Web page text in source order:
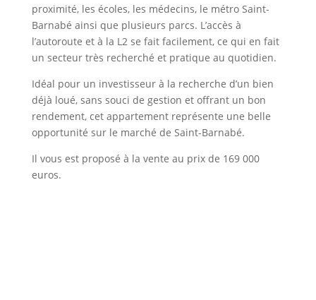
proximité, les écoles, les médecins, le métro Saint-
Barnabé ainsi que plusieurs parcs. L’accès à
l’autoroute et à la L2 se fait facilement, ce qui en fait
un secteur très recherché et pratique au quotidien.
Idéal pour un investisseur à la recherche d’un bien
déjà loué, sans souci de gestion et offrant un bon
rendement, cet appartement représente une belle
opportunité sur le marché de Saint-Barnabé.
Il vous est proposé à la vente au prix de 169 000
euros.